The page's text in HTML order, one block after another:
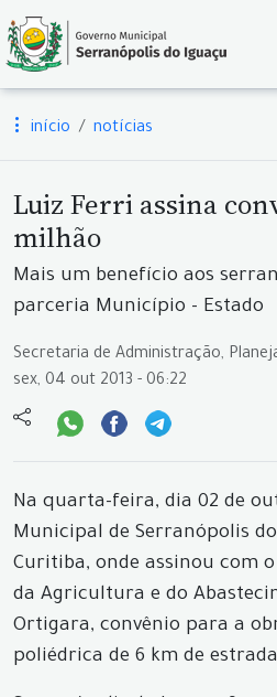
início notícias
Luiz Ferri assina
milhão
Mais um benefício aos
parceria Município - Estado
Secretaria de Administração,
sex, 04 out 2013 - 06:22
Na quarta-feira, dia 02 de
Municipal de Serranópolis
Curitiba, onde assinou com
da Agricultura e do
Ortigara, convênio para a
poliédrica de 6 km de